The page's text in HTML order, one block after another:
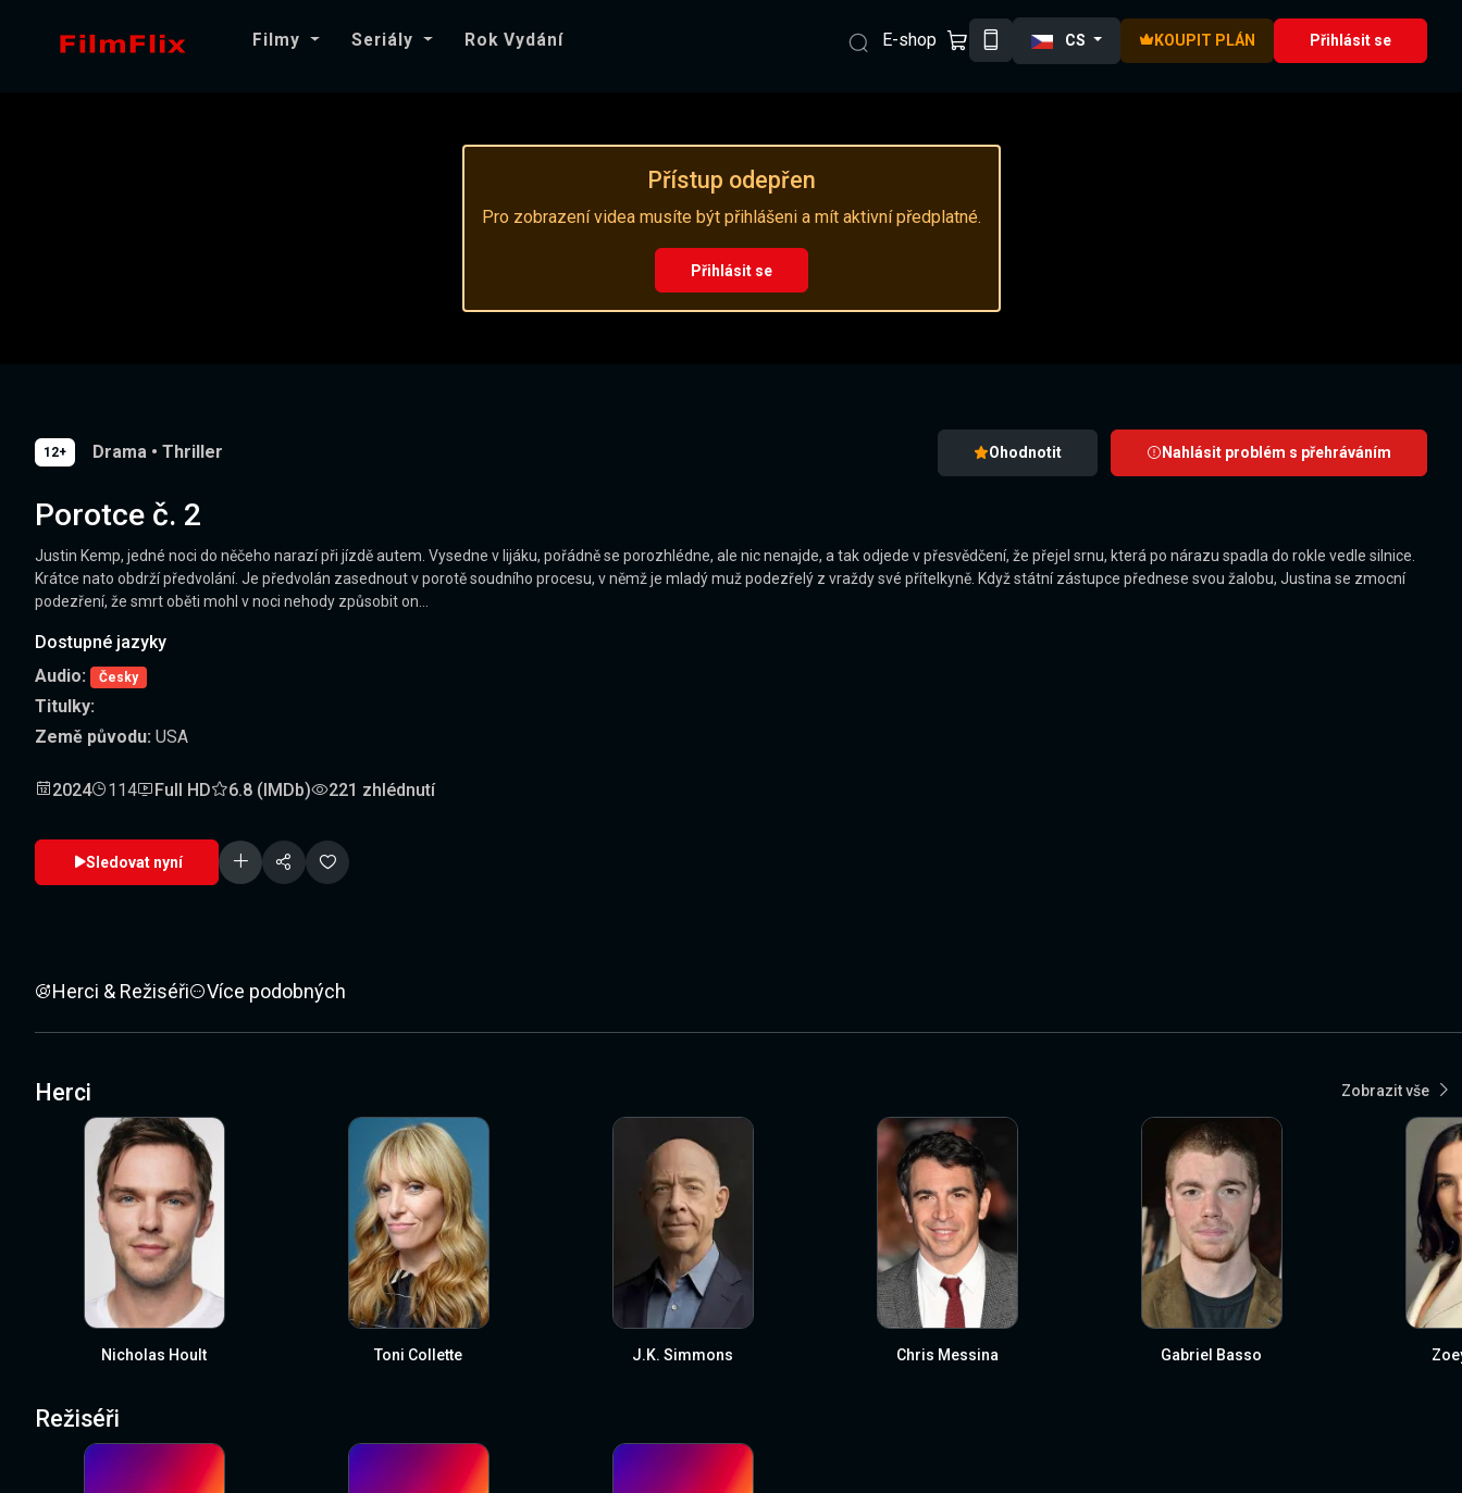
Filmy Seriály Rok Vydání E-shop CS KOUPIT PLÁN Přihlásit se
Přístup odepřen
Pro zobrazení videa musíte být přihlášeni a mít aktivní předplatné.
Přihlásit se
12+ Drama • Thriller Ohodnotit Nahlásit problém s přehráváním
Porotce č. 2
Justin Kemp, jedné noci do něčeho narazí při jízdě autem. Vysedne v lijáku, pořádně se porozhlédne, ale nic nenajde, a tak odjede v přesvědčení, že přejel srnu, která po nárazu spadla do rokle vedle silnice.
Krátce nato obdrží předvolání. Je předvolán zasednout v porotě soudního procesu, v němž je mladý muž podezřelý z vraždy své přítelkyně. Když státní zástupce přednese svou žalobu, Justina se zmocní
podezření, že smrt oběti mohl v noci nehody způsobit on...
Dostupné jazyky
Audio:
Česky
Titulky:
Země původu: USA
2024 114 Full HD 6.8 (IMDb) 221 zhlédnutí
Sledovat nyní
Herci & Režiséři Více podobných
Herci Zobrazit vše
Nicholas Hoult Toni Collette J.K. Simmons Chris Messina Gabriel Basso
Režiséři